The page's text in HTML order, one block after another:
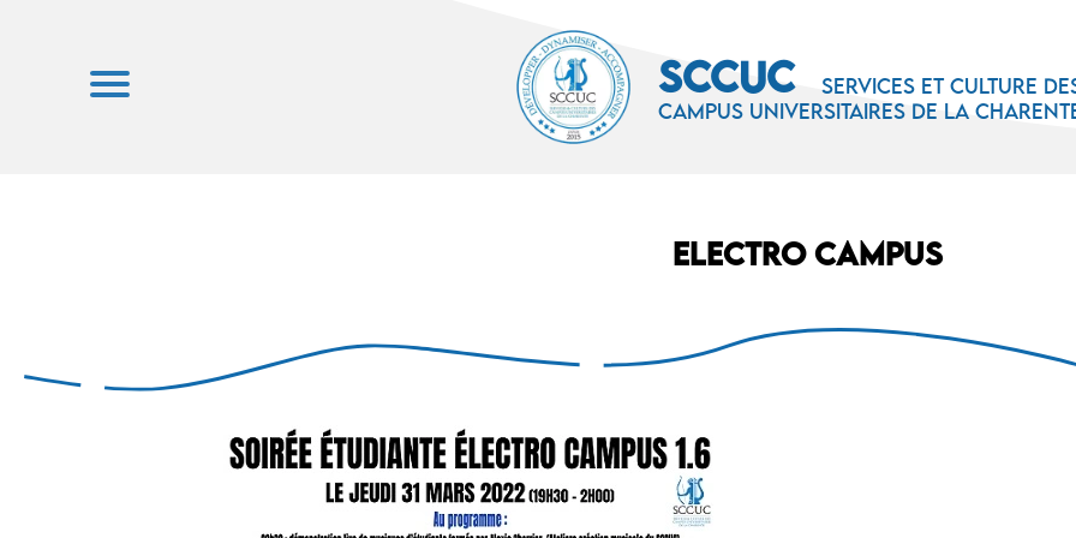
SCCUC
Services et culture
campus universitaires de la
ELECTRO CAMPUS